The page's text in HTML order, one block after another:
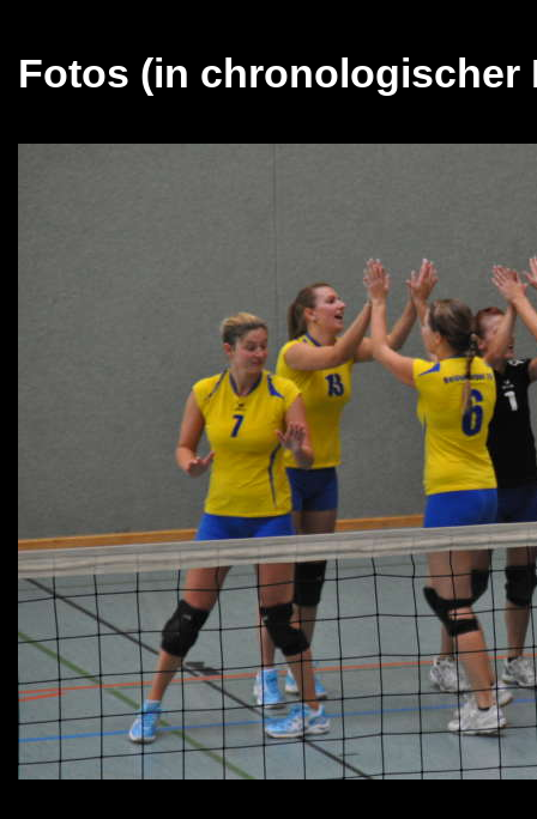
Fotos (in chronologischer